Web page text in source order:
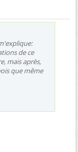
de ce
mais après,
que même